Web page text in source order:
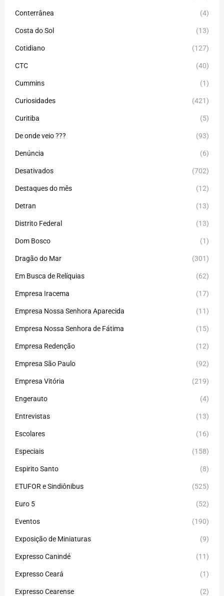
Conterrânea (4)
Costa do Sol (13)
Cotidiano (127)
CTC (40)
Cummins (1)
Curiosidades (421)
Curitiba (5)
De onde veio ??? (93)
Denúncia (6)
Desativados (702)
Destaques do mês (12)
Detran (13)
Distrito Federal (13)
Dom Bosco (1)
Dragão do Mar (301)
Em Busca de Relíquias (62)
Empresa Iracema (17)
Empresa Nossa Senhora Aparecida (11)
Empresa Nossa Senhora de Fátima (15)
Empresa Redenção (12)
Empresa São Paulo (92)
Empresa Vitória (219)
Engerauto (4)
Entrevistas (13)
Escolares (16)
Especiais (158)
Espirito Santo (8)
ETUFOR e Sindiônibus (525)
Euro 5 (52)
Eventos (190)
Exposição de Miniaturas (9)
Expresso Canindé (11)
Expresso Ceará (1)
Expresso Cearense (2)